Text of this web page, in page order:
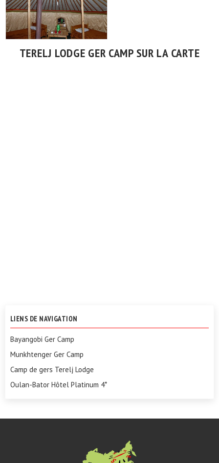
TERELJ LODGE GER CAMP SUR LA CARTE
LIENS DE NAVIGATION
Bayangobi Ger Camp
Munkhtenger Ger Camp
Camp de gers Terelj Lodge
Oulan-Bator Hôtel Platinum 4*